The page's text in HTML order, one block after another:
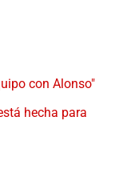
con Alonso"
hecha para